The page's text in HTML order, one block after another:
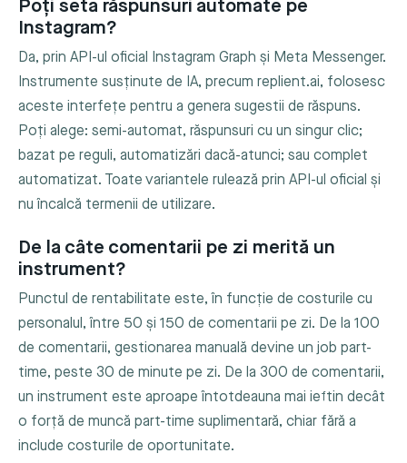
Poți seta răspunsuri automate pe
Instagram?
Da, prin API-ul oficial Instagram Graph și Meta Messenger.
Instrumente susținute de IA, precum replient.ai, folosesc
aceste interfețe pentru a genera sugestii de răspuns.
Poți alege: semi-automat, răspunsuri cu un singur clic;
bazat pe reguli, automatizări dacă-atunci; sau complet
automatizat. Toate variantele rulează prin API-ul oficial și
nu încalcă termenii de utilizare.
De la câte comentarii pe zi merită un
instrument?
Punctul de rentabilitate este, în funcție de costurile cu
personalul, între 50 și 150 de comentarii pe zi. De la 100
de comentarii, gestionarea manuală devine un job part-
time, peste 30 de minute pe zi. De la 300 de comentarii,
un instrument este aproape întotdeauna mai ieftin decât
o forță de muncă part-time suplimentară, chiar fără a
include costurile de oportunitate.